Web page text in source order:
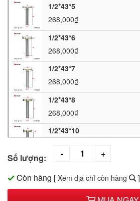
1/2*43*5
268,000₫
1/2*43*6
268,000₫
1/2*43*7
268,000₫
1/2*43*8
268,000₫
1/2*43*10
268,000₫
Số lượng:
Còn hàng [ Xem địa chỉ còn hàng ]